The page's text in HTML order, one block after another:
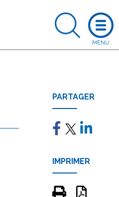
PARTAGER
IMPRIMER